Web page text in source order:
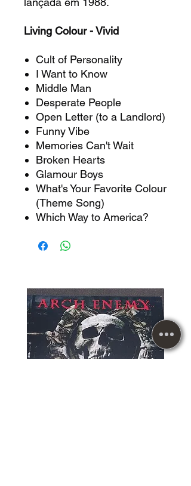
Living Colour - Vivid
Cult of Personality
I Want to Know
Middle Man
Desperate People
Open Letter (to a Landlord)
Funny Vibe
Memories Can't Wait
Broken Hearts
Glamour Boys
What's Your Favorite Colour
(Theme Song)
Which Way to America?